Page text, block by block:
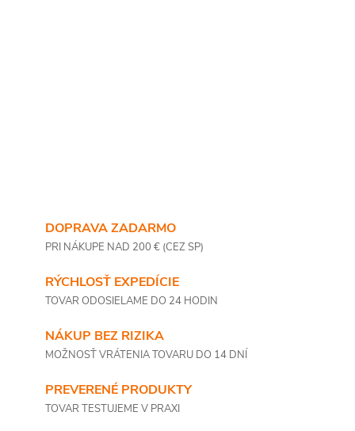
DOPRAVA ZADARMO
PRI NÁKUPE NAD 200 € (CEZ SP)
RÝCHLOSŤ EXPEDÍCIE
TOVAR ODOSIELAME DO 24 HODIN
NÁKUP BEZ RIZIKA
MOŽNOSŤ VRÁTENIA TOVARU DO 14 DNÍ
PREVERENÉ PRODUKTY
TOVAR TESTUJEME V PRAXI